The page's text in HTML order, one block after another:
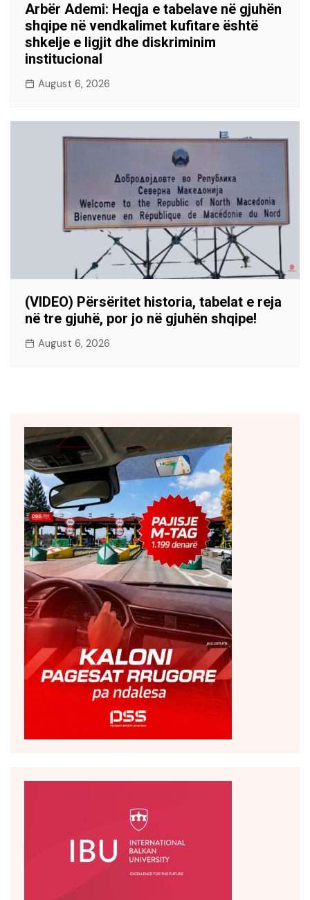
Arbër Ademi: Heqja e tabelave në gjuhën
shqipe në vendkalimet kufitare është
shkelje e ligjit dhe diskriminim
institucional
August 6, 2026
(VIDEO) Përsëritet historia, tabelat e reja
në tre gjuhë, por jo në gjuhën shqipe!
August 6, 2026